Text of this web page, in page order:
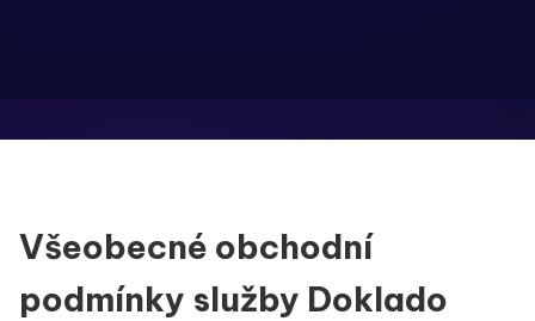
Všeobecné obchodní
podmínky služby Doklado